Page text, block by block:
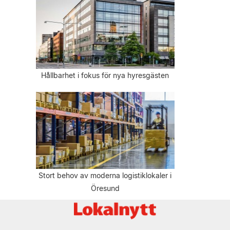
Hållbarhet i fokus för nya hyresgästen
Stort behov av moderna logistiklokaler i
Öresund